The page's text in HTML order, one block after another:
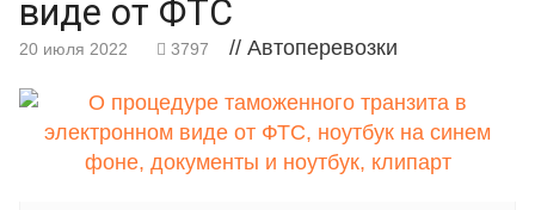
виде от ФТС
20 июля 2022 3797 // Автоперевозки